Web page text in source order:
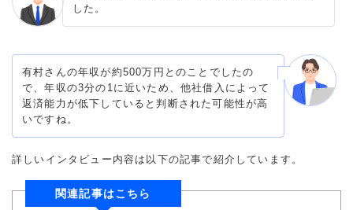
した。
有村さんの年収が約500万円とのことでしたの
で、年収の3分の1に近いため、他社借入によって
返済能力が低下していると判断された可能性が高
いですね。
詳しいインタビュー内容は以下の記事で紹介しています。
関連記事はこちら